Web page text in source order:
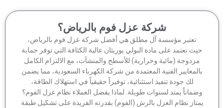
شركة عزل فوم بالرياض؟
تعتبر مؤسسة آل مطلق هي أفضل شركة عزل فوم بالرياض،
نعتمد على مادة البولي يوريثان عالية الكثافة التي توفر حماية
(مائية وحرارية) للأسطح والمنشآت، مع الالتزام الكامل
الفنية المعتمدة من شركة الكهرباء السعودية، مما يضمن
لك جودة تنفيذ استثنائية، توفيراً حقيقياً في استهلاك الطاقة،
يمتد لسنوات طويلة. لماذا يفضل العملاء نظام عزل الفوم؟
نظام العزل بالرش (الفوم) بقدرته الفريدة على تشكيل طبقة